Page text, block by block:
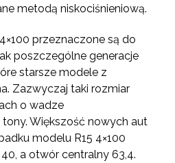
metodą niskociśnieniową.
przeznaczone są do
poszczególne generacje
starsze modele z
Zazwyczaj taki rozmiar
o wadze
tony. Większość nowych aut
modelu R15 4×100
a otwór centralny 63,4.